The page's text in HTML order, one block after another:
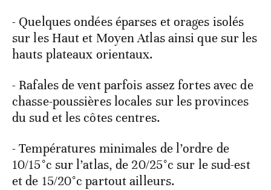
- Quelques ondées éparses et orages isolés
sur les Haut et Moyen Atlas ainsi que sur les
hauts plateaux orientaux.
- Rafales de vent parfois assez fortes avec de
chasse-poussières locales sur les provinces
du sud et les côtes centres.
- Températures minimales de l’ordre de
10/15°c sur l’atlas, de 20/25°c sur le sud-est
et de 15/20°c partout ailleurs.